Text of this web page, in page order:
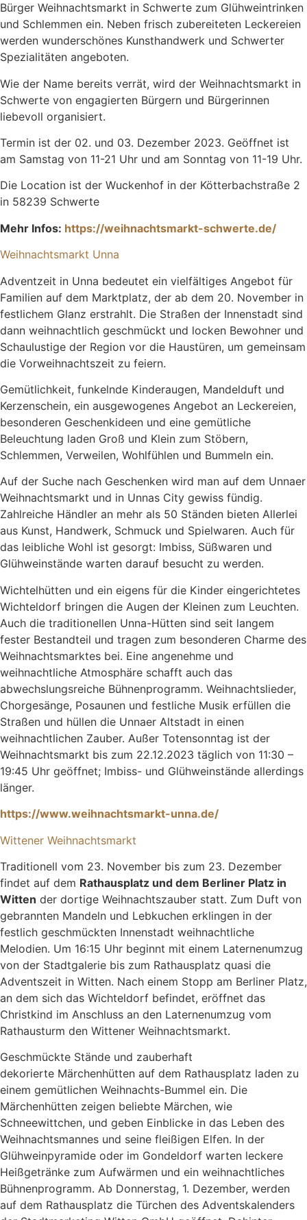
Bürger Weihnachtsmarkt in Schwerte zum Glühweintrinken
und Schlemmen ein. Neben frisch zubereiteten Leckereien
werden wunderschönes Kunsthandwerk und Schwerter
Spezialitäten angeboten.
Wie der Name bereits verrät, wird der Weihnachtsmarkt in
Schwerte von engagierten Bürgern und Bürgerinnen
liebevoll organisiert.
Termin ist der 02. und 03. Dezember 2023. Geöffnet ist
am Samstag von 11-21 Uhr und am Sonntag von 11-19 Uhr.
Die Location ist der Wuckenhof in der Kötterbachstraße 2
in 58239 Schwerte
Mehr Infos: https://weihnachtsmarkt-schwerte.de/
Weihnachtsmarkt Unna
Adventzeit in Unna bedeutet ein vielfältiges Angebot für
Familien auf dem Marktplatz, der ab dem 20. November in
festlichem Glanz erstrahlt. Die Straßen der Innenstadt sind
dann weihnachtlich geschmückt und locken Bewohner und
Schaulustige der Region vor die Haustüren, um gemeinsam
die Vorweihnachtszeit zu feiern.
Gemütlichkeit, funkelnde Kinderaugen, Mandelduft und
Kerzenschein, ein ausgewogenes Angebot an Leckereien,
besonderen Geschenkideen und eine gemütliche
Beleuchtung laden Groß und Klein zum Stöbern,
Schlemmen, Verweilen, Wohlfühlen und Bummeln ein.
Auf der Suche nach Geschenken wird man auf dem Unnaer
Weihnachtsmarkt und in Unnas City gewiss fündig.
Zahlreiche Händler an mehr als 50 Ständen bieten Allerlei
aus Kunst, Handwerk, Schmuck und Spielwaren. Auch für
das leibliche Wohl ist gesorgt: Imbiss, Süßwaren und
Glühweinstände warten darauf besucht zu werden.
Wichtelhütten und ein eigens für die Kinder eingerichtetes
Wichteldorf bringen die Augen der Kleinen zum Leuchten.
Auch die traditionellen Unna-Hütten sind seit langem
fester Bestandteil und tragen zum besonderen Charme des
Weihnachtsmarktes bei. Eine angenehme und
weihnachtliche Atmosphäre schafft auch das
abwechslungsreiche Bühnenprogramm. Weihnachtslieder,
Chorgesänge, Posaunen und festliche Musik erfüllen die
Straßen und hüllen die Unnaer Altstadt in einen
weihnachtlichen Zauber. Außer Totensonntag ist der
Weihnachtsmarkt bis zum 22.12.2023 täglich von 11:30 –
19:45 Uhr geöffnet; Imbiss- und Glühweinstände allerdings
länger.
https://www.weihnachtsmarkt-unna.de/
Wittener Weihnachtsmarkt
Traditionell vom 23. November bis zum 23. Dezember
findet auf dem Rathausplatz und dem Berliner Platz in
Witten der dortige Weihnachtszauber statt. Zum Duft von
gebrannten Mandeln und Lebkuchen erklingen in der
festlich geschmückten Innenstadt weihnachtliche
Melodien. Um 16:15 Uhr beginnt mit einem Laternenumzug
von der Stadtgalerie bis zum Rathausplatz quasi die
Adventszeit in Witten. Nach einem Stopp am Berliner Platz,
an dem sich das Wichteldorf befindet, eröffnet das
Christkind im Anschluss an den Laternenumzug vom
Rathausturm den Wittener Weihnachtsmarkt.
Geschmückte Stände und zauberhaft
dekorierte Märchenhütten auf dem Rathausplatz laden zu
einem gemütlichen Weihnachts-Bummel ein. Die
Märchenhütten zeigen beliebte Märchen, wie
Schneewittchen, und geben Einblicke in das Leben des
Weihnachtsmannes und seine fleißigen Elfen. In der
Glühweinpyramide oder im Gondeldorf warten leckere
Heißgetränke zum Aufwärmen und ein weihnachtliches
Bühnenprogramm. Ab Donnerstag, 1. Dezember, werden
auf dem Rathausplatz die Türchen des Adventskalenders